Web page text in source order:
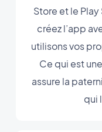
Store et le
créez l’app
utilisons vos
Ce qui est
assure la
qui